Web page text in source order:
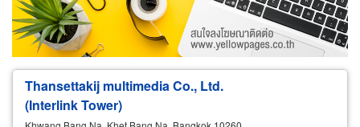
Wholesale Retail Manufacturer
Dealer
Exporter/Importer
Service Business
Thansettakij multimedia Co., Ltd.
(Interlink Tower)